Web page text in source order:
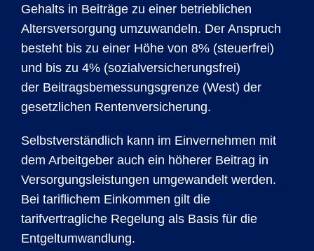
Gehalts in Beiträge zu einer betrieblichen
Altersversorgung umzuwandeln. Der Anspruch
besteht bis zu einer Höhe von 8% (steuerfrei)
und bis zu 4% (sozialversicherungsfrei)
der Beitragsbemessungsgrenze (West) der
gesetzlichen Rentenversicherung.
Selbstverständlich kann im Einvernehmen mit
dem Arbeitgeber auch ein höherer Beitrag in
Versorgungsleistungen umgewandelt werden.
Bei tariflichem Einkommen gilt die
tarifvertragliche Regelung als Basis für die
Entgeltumwandlung.